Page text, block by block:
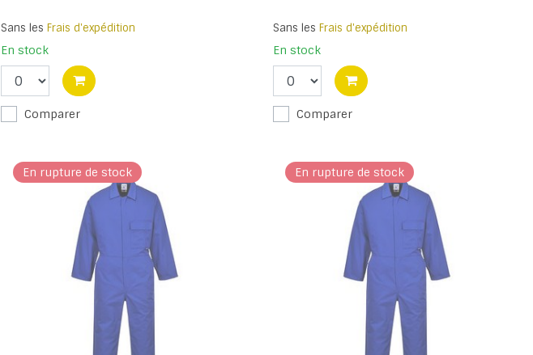
Sans les Frais d'expédition
En stock
Comparer
Sans les Frais d'expédition
En stock
Comparer
En rupture de stock En rupture de stock